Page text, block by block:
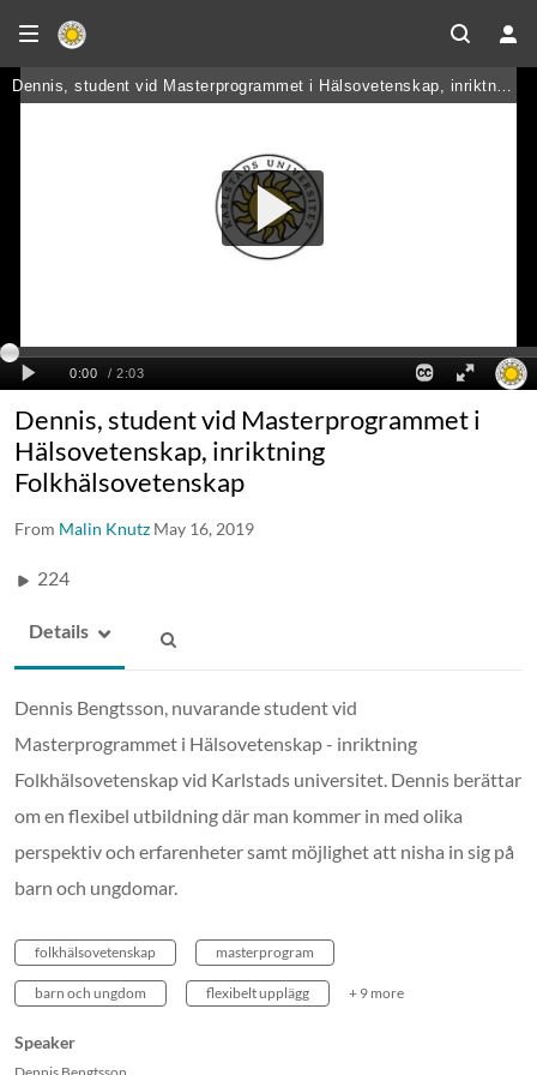
Dennis, student vid Masterprogrammet i
Hälsovetenskap, inriktning
Folkhälsovetenskap
From Malin Knutz May 16, 2019
224
Details
Dennis Bengtsson, nuvarande student vid
Masterprogrammet i Hälsovetenskap - inriktning
Folkhälsovetenskap vid Karlstads universitet. Dennis berättar
om en flexibel utbildning där man kommer in med olika
perspektiv och erfarenheter samt möjlighet att nisha in sig på
barn och ungdomar.
folkhälsovetenskap masterprogram
barn och ungdom flexibelt upplägg + 9 more
Speaker
Dennis Bengtsson